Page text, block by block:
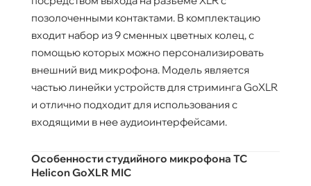
позолоченными контактами. В комплектацию
входит набор из 9 сменных цветных колец, с
помощью которых можно персонализировать
внешний вид микрофона. Модель является
частью линейки устройств для стриминга GoXLR
и отлично подходит для использования с
входящими в нее аудиоинтерфейсами.
Особенности студийного микрофона TC
Helicon GoXLR MIC